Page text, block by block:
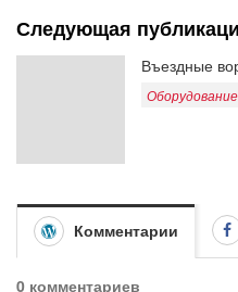
Следующая
Въездные
Оборудование
Комментарии
0 комментариев